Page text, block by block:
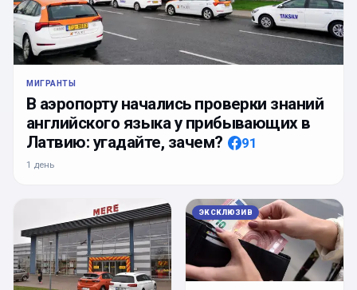
МИГРАНТЫ
В аэропорту начались проверки знаний
английского языка у прибывающих в
Латвию: угадайте, зачем?
91
1 день
ЭКСКЛЮЗИВ